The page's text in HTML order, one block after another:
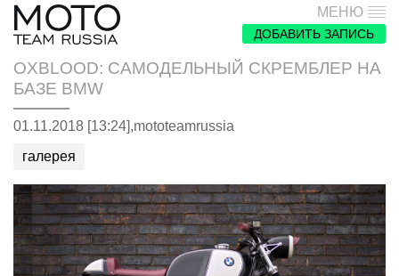
МЕНЮ
ДОБАВИТЬ ЗАПИСЬ
OXBLOOD: САМОДЕЛЬНЫЙ СКРЕМБЛЕР НА
БАЗЕ BMW
01.11.2018 [13:24],mototeamrussia
галерея